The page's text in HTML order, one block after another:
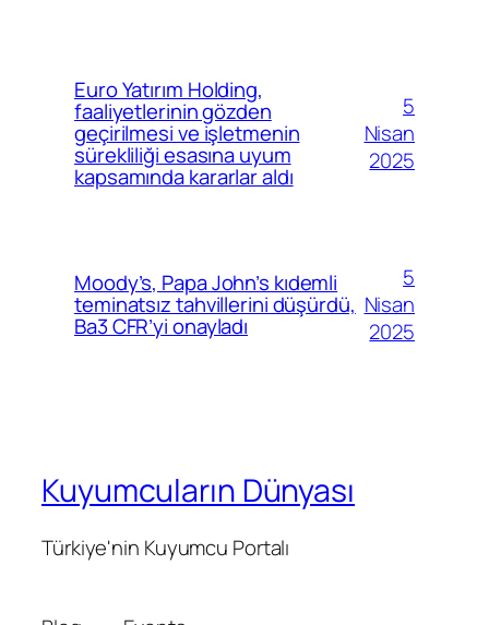
Euro Yatırım Holding,
faaliyetlerinin gözden
geçirilmesi ve işletmenin
sürekliliği esasına uyum
kapsamında kararlar aldı
5
Nisan
2025
Moody’s, Papa John’s kıdemli
teminatsız tahvillerini düşürdü,
Ba3 CFR’yi onayladı
5
Nisan
2025
Kuyumcuların Dünyası
Türkiye'nin Kuyumcu Portalı